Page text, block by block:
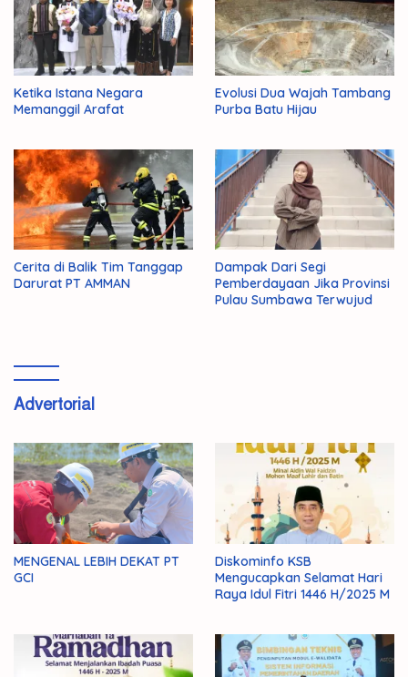
Ketika Istana Negara
Memanggil Arafat
Evolusi Dua Wajah Tambang
Purba Batu Hijau
Cerita di Balik Tim Tanggap
Darurat PT AMMAN
Dampak Dari Segi
Pemberdayaan Jika Provinsi
Pulau Sumbawa Terwujud
Advertorial
MENGENAL LEBIH DEKAT PT
GCI
Diskominfo KSB
Mengucapkan Selamat Hari
Raya Idul Fitri 1446 H/2025 M